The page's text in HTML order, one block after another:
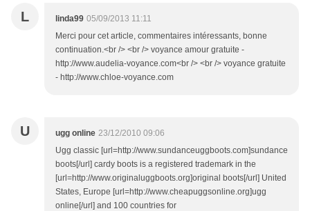
L linda99 05/09/2013 11:11
Merci pour cet article, commentaires intéressants, bonne
continuation.<br /> <br /> voyance amour gratuite -
http://www.audelia-voyance.com<br /> <br /> voyance gratuite
- http://www.chloe-voyance.com
U ugg online 23/12/2010 09:06
Ugg classic [url=http://www.sundanceuggboots.com]sundance
boots[/url] cardy boots is a registered trademark in the
[url=http://www.originaluggboots.org]original boots[/url] United
States, Europe [url=http://www.cheapuggsonline.org]ugg
online[/url] and 100 countries for